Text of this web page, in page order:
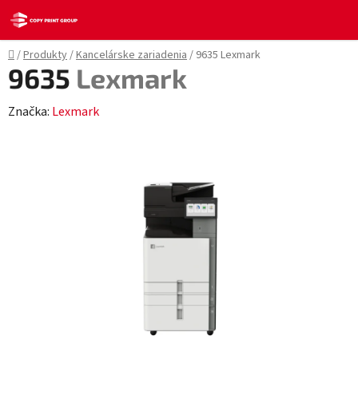
Prejsť
na
obsah
Domov
/Produkty/Kancelárske zariadenia/ 9635 Lexmark
9635 Lexmark
Značka: Lexmark